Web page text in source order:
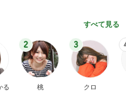
すべて見る
る
2
桃
3
クロ